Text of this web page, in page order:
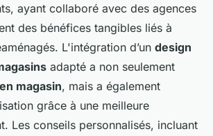
ayant collaboré avec des agences
des bénéfices tangibles liés à
L'intégration d’un design
adapté a non seulement
magasin, mais a également
grâce à une meilleure
Les conseils personnalisés, incluant